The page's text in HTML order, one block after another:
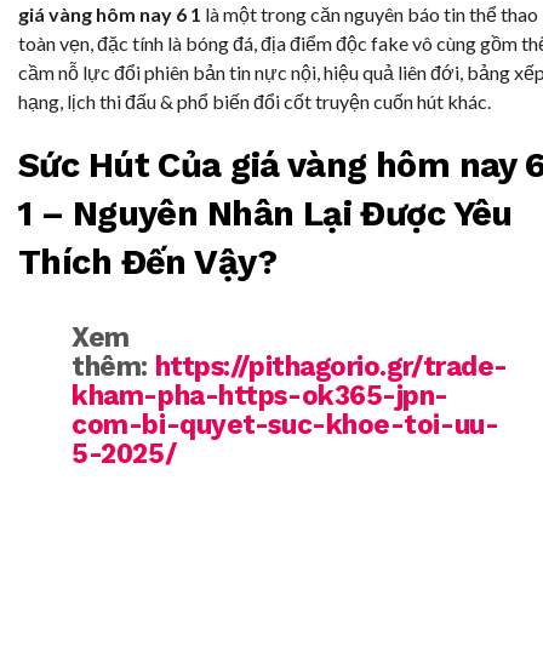
giá vàng hôm nay 6 1 là một trong căn nguyên báo tin thể thao
toàn vẹn, đặc tính là bóng đá, địa điểm độc fake vô cùng gồm
cầm nỗ lực đổi phiên bản tin nực nội, hiệu quả liên đới, bảng
hạng, lịch thi đấu & phổ biến đổi cốt truyện cuốn hút khác.
Sức Hút Của giá vàng hôm nay
1 – Nguyên Nhân Lại Được Yêu
Thích Đến Vậy?
Xem
thêm: https://pithagorio.gr/trade-
kham-pha-https-ok365-jpn-
com-bi-quyet-suc-khoe-toi-uu-
5-2025/